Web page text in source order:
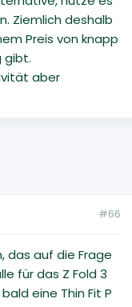
Ziemlich deshalb
Preis von knapp
gibt.
aber
#66
das auf die Frage
für das Z Fold 3
eine Thin Fit P